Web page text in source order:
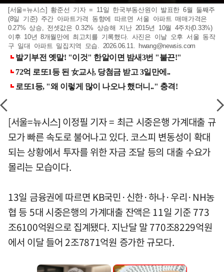
[서울=뉴시스] 황준선 기자 = 11일 한국부동산원이 발표한 6월 둘째주
(8일 기준) 주간 아파트가격 동향에 따르면 서울 아파트 매매가격은
0.27% 상승, 전셋값은 0.32% 상승해 지난 2015년 10월 4주차(0.33%)
이후 10년 8개월만에 최고치를 기록했다. 사진은 이날 오후 서울 동작
구 일대 아파트 밀집지역 모습. 2026.06.11. hwang@newsis.com
[서울=뉴시스] 이정필 기자 = 최근 시중은행 가계대출 규
모가 빠른 속도로 불어나고 있다. 코스피 변동성이 확대
되는 상황에서 투자를 위한 자금 조달 등의 대출 수요가
몰리는 모습이다.
13일 금융권에 따르면 KB국민·신한·하나·우리·NH농
협 등 5대 시중은행의 가계대출 잔액은 11일 기준 773
조6100억원으로 집계됐다. 지난달 말 770조8229억원
에서 이달 들어 2조7871억원 증가한 규모다.